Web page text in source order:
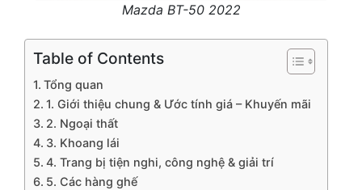
Mazda BT-50 2022
Table of Contents
Tổng quan
1. Giới thiệu chung & Ước tính giá – Khuyến mãi
2. Ngoại thất
3. Khoang lái
4. Trang bị tiện nghi, công nghệ & giải trí
5. Các hàng ghế